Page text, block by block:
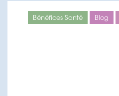
Bénéfices Santé Blog